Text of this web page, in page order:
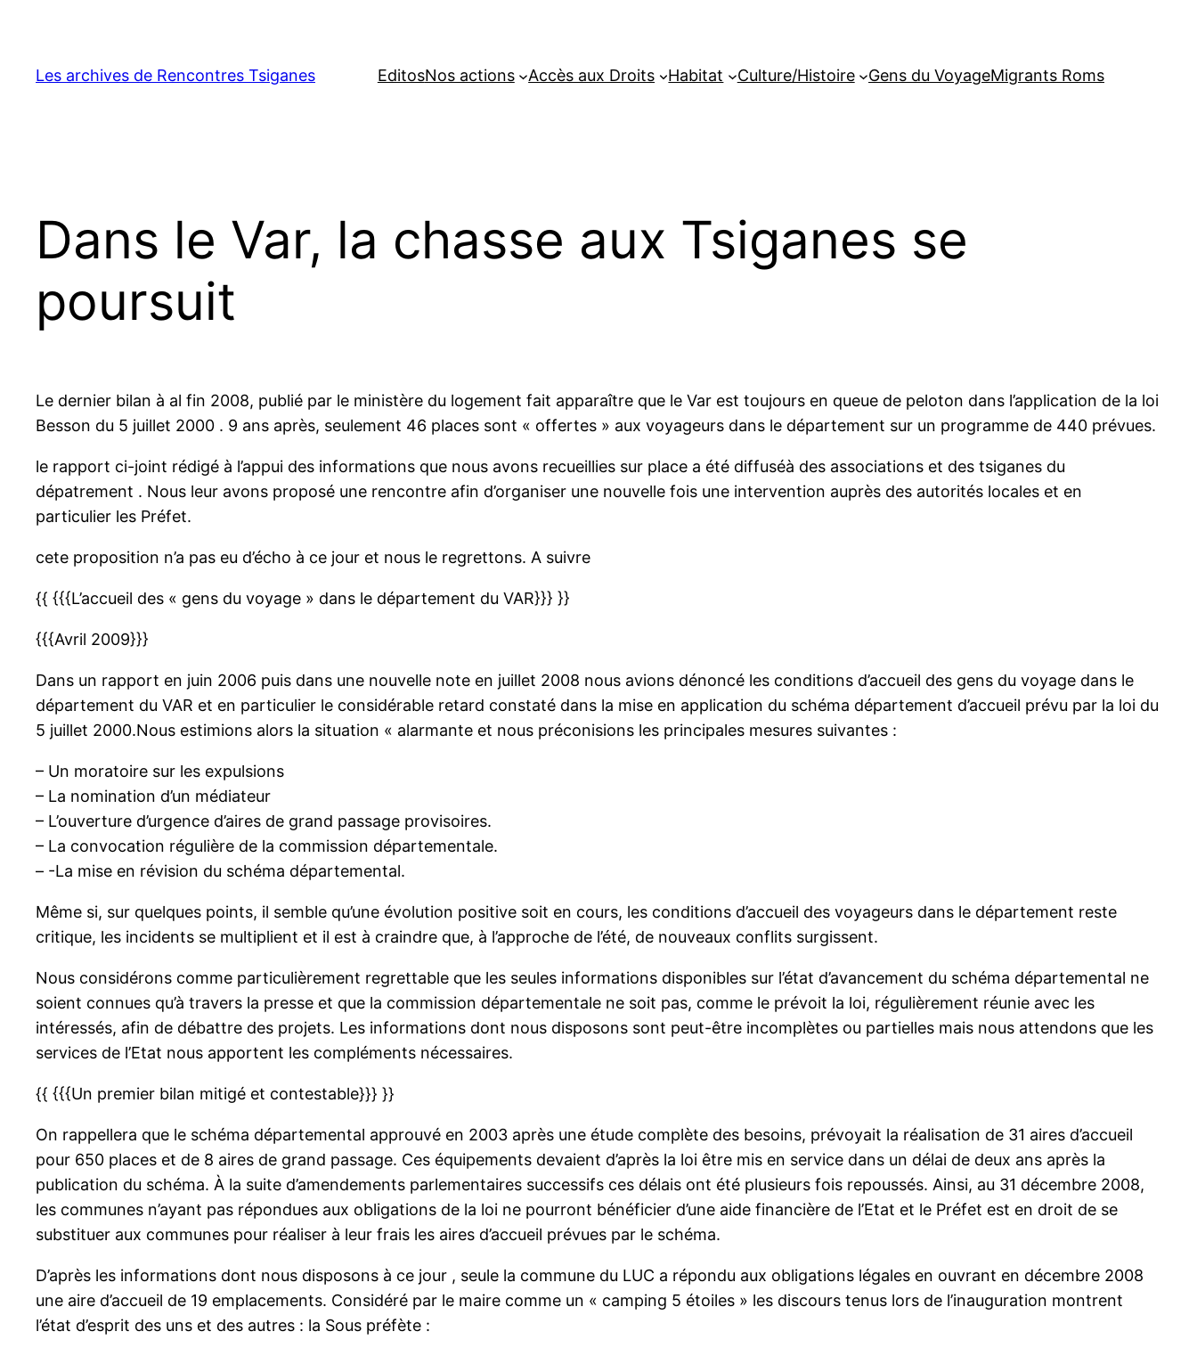
contenu
Les archives de Rencontres Tsiganes EditosNos actions Accès aux Droits Habitat Culture/Histoire Gens du VoyageMigrants Roms
Dans le Var, la chasse aux Tsiganes se
poursuit
Le dernier bilan à al fin 2008, publié par le ministère du logement fait apparaître que le Var est toujours en queue de peloton dans l’application de la loi
Besson du 5 juillet 2000 . 9 ans après, seulement 46 places sont « offertes » aux voyageurs dans le département sur un programme de 440 prévues.
le rapport ci-joint rédigé à l’appui des informations que nous avons recueillies sur place a été diffuséà des associations et des tsiganes du
dépatrement . Nous leur avons proposé une rencontre afin d’organiser une nouvelle fois une intervention auprès des autorités locales et en
particulier les Préfet.
cete proposition n’a pas eu d’écho à ce jour et nous le regrettons. A suivre
{{ {{{L’accueil des « gens du voyage » dans le département du VAR}}} }}
{{{Avril 2009}}}
Dans un rapport en juin 2006 puis dans une nouvelle note en juillet 2008 nous avions dénoncé les conditions d’accueil des gens du voyage dans le
département du VAR et en particulier le considérable retard constaté dans la mise en application du schéma département d’accueil prévu par la loi du
5 juillet 2000.Nous estimions alors la situation « alarmante et nous préconisions les principales mesures suivantes :
– Un moratoire sur les expulsions
– La nomination d’un médiateur
– L’ouverture d’urgence d’aires de grand passage provisoires.
– La convocation régulière de la commission départementale.
– -La mise en révision du schéma départemental.
Même si, sur quelques points, il semble qu’une évolution positive soit en cours, les conditions d’accueil des voyageurs dans le département reste
critique, les incidents se multiplient et il est à craindre que, à l’approche de l’été, de nouveaux conflits surgissent.
Nous considérons comme particulièrement regrettable que les seules informations disponibles sur l’état d’avancement du schéma départemental ne
soient connues qu’à travers la presse et que la commission départementale ne soit pas, comme le prévoit la loi, régulièrement réunie avec les
intéressés, afin de débattre des projets. Les informations dont nous disposons sont peut-être incomplètes ou partielles mais nous attendons que les
services de l’Etat nous apportent les compléments nécessaires.
{{ {{{Un premier bilan mitigé et contestable}}} }}
On rappellera que le schéma départemental approuvé en 2003 après une étude complète des besoins, prévoyait la réalisation de 31 aires d’accueil
pour 650 places et de 8 aires de grand passage. Ces équipements devaient d’après la loi être mis en service dans un délai de deux ans après la
publication du schéma. À la suite d’amendements parlementaires successifs ces délais ont été plusieurs fois repoussés. Ainsi, au 31 décembre 2008,
les communes n’ayant pas répondues aux obligations de la loi ne pourront bénéficier d’une aide financière de l’Etat et le Préfet est en droit de se
substituer aux communes pour réaliser à leur frais les aires d’accueil prévues par le schéma.
D’après les informations dont nous disposons à ce jour , seule la commune du LUC a répondu aux obligations légales en ouvrant en décembre 2008
une aire d’accueil de 19 emplacements. Considéré par le maire comme un « camping 5 étoiles » les discours tenus lors de l’inauguration montrent
l’état d’esprit des uns et des autres : la Sous préfète :